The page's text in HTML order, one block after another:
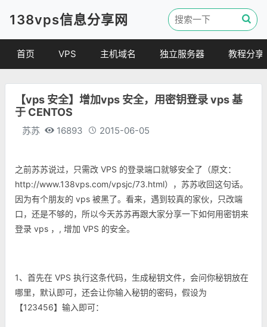
138vps信息分享网
首页 VPS
便宜VPS
主机域名
虚拟主机
独立服务器 教程分享
建站教程
【vps 安全】增加vps 安全，用密钥登录 vps 基
于 CENTOS
苏苏 16893 2015-06-05
之前苏苏说过，只需改 VPS 的登录端口就够安全了（原文：
http://www.138vps.com/vpsjc/73.html），苏苏收回这句话。
因为有个朋友的 vps 被黑了。看来，遇到较真的家伙，只改端
口，还是不够的，所以今天苏苏再跟大家分享一下如何用密钥来
登录 vps ， , 增加 VPS 的安全。
1、首先在 VPS 执行这条代码，生成秘钥文件，会问你秘钥放在
哪里，默认即可，还会让你输入秘钥的密码，假设为
【123456】输入即可：